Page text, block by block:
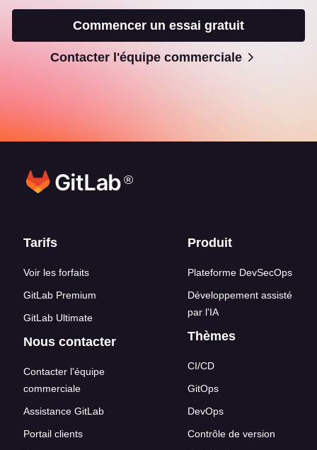
Commencer un essai gratuit
Contacter l'équipe commerciale
®
Liens en bas de page
Tarifs
Voir les forfaits
GitLab Premium
GitLab Ultimate
Nous contacter
Contacter l'équipe
commerciale
Assistance GitLab
Portail clients
Produit
Plateforme DevSecOps
Développement assisté
par l'IA
Thèmes
CI/CD
GitOps
DevOps
Contrôle de version